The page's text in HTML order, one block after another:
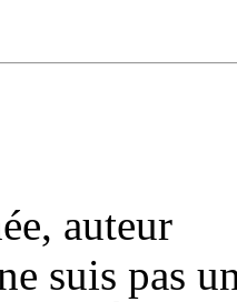
auteur
suis pas